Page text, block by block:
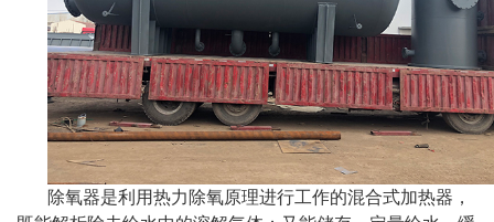
除氧器是利用热力除氧原理进行工作的混合式加热器，